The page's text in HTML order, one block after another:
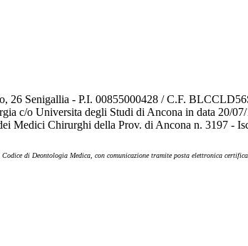
26 Senigallia - P.I. 00855000428 / C.F.
c/o Universita degli Studi di Ancona in data 20/
Medici Chirurghi della Prov. di Ancona n. 3197 -
di Deontologia Medica, con comunicazione tramite posta elettronica